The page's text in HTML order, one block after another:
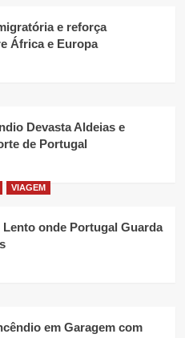
e reforça
África e Europa
Devasta Aldeias e
de Portugal
VIAGEM
onde Portugal Guarda
em Garagem com